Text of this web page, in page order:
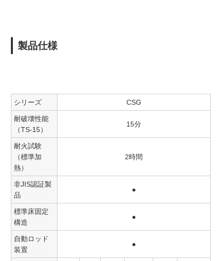
製品仕様
シリーズ CSG
耐破壊性能
（TS-15）
15分
耐火試験
（標準加
熱）
2時間
非JIS認証製
品
●
標準床固定
構造
●
自動ロッド
装置
●